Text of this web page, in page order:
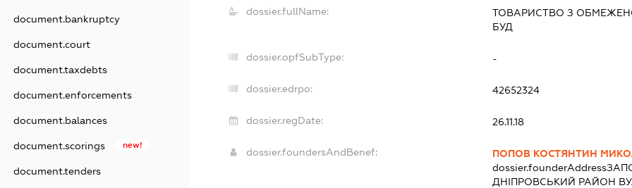
document.bankruptcy
document.court
document.taxdebts
document.enforcements
document.balances
document.scorings new!
document.tenders
dossier.fullName: ТОВАРИСТВО З
БУД
dossier.opfSubType: -
dossier.edrpo: 42652324
dossier.regDate: 26.11.18
dossier.foundersAndBenef:
ПОПОВ КОСТЯНТИН
dossier.founderAddress
ДНІПРОВСЬКИЙ РАЙОН